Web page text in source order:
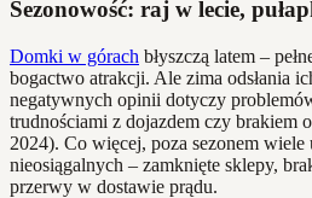
Sezonowość: raj w lecie,
Domki w górach błyszczą latem –
bogactwo atrakcji. Ale zima odsłania
negatywnych opinii dotyczy
trudnościami z dojazdem czy brakiem
2024). Co więcej, poza sezonem wiele
nieosiągalnych – zamknięte sklepy,
przerwy w dostawie prądu.